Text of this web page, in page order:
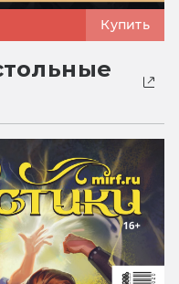
Купить